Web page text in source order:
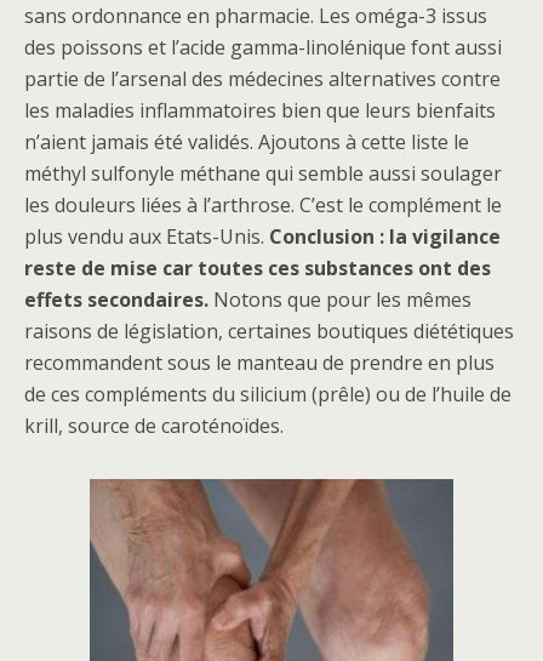
sans ordonnance en pharmacie. Les oméga-3 issus
des poissons et l’acide gamma-linolénique font aussi
partie de l’arsenal des médecines alternatives contre
les maladies inflammatoires bien que leurs bienfaits
n’aient jamais été validés. Ajoutons à cette liste le
méthyl sulfonyle méthane qui semble aussi soulager
les douleurs liées à l’arthrose. C’est le complément le
plus vendu aux Etats-Unis. Conclusion : la vigilance
reste de mise car toutes ces substances ont des
effets secondaires. Notons que pour les mêmes
raisons de législation, certaines boutiques diététiques
recommandent sous le manteau de prendre en plus
de ces compléments du silicium (prêle) ou de l’huile de
krill, source de caroténoïdes.